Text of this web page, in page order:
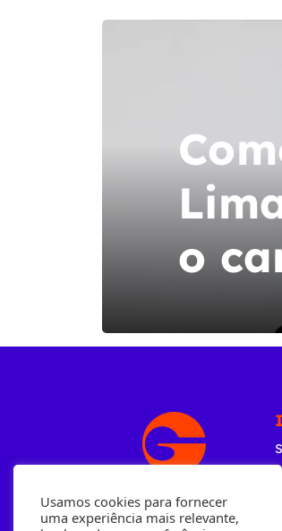
o
Usamos cookies para fornecer
uma experiência mais relevante,